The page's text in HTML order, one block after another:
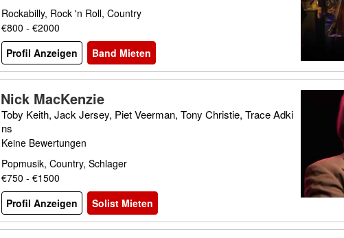
Rockabilly, Rock 'n Roll, Country
€800 - €2000
Profil Anzeigen
Band Mieten
Nick MacKenzie
Toby Keith, Jack Jersey, Piet Veerman, Tony Christie, Trace Adki
ns
Keine Bewertungen
Popmusik, Country, Schlager
€750 - €1500
Profil Anzeigen
Solist Mieten